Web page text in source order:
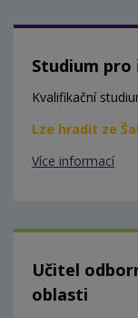
Studium
Kvalifikační
Lze hradit ze
Více informací
Učitel
oblasti